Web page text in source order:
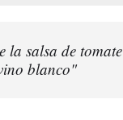
la salsa de tomate
blanco"